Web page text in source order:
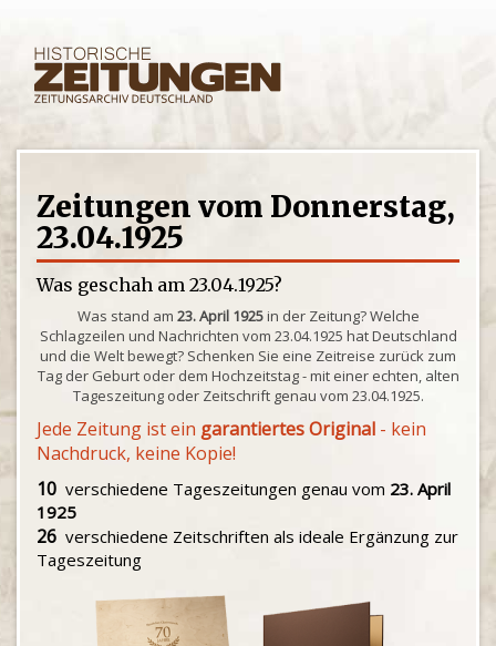
Zeitungen vom Donnerstag,
23.04.1925
Was geschah am 23.04.1925?
Was stand am 23. April 1925in der Zeitung? Welche
Schlagzeilen und Nachrichten vom 23.04.1925 hat Deutschland
und die Welt bewegt? Schenken Sie eine Zeitreise zurück zum
Tag der Geburt oder dem Hochzeitstag - mit einer echten, alten
Tageszeitung oder Zeitschrift genau vom 23.04.1925.
Jede Zeitung ist ein garantiertes Original - kein
Nachdruck, keine Kopie!
10 verschiedene Tageszeitungen genau vom 23. April
1925
26 verschiedene Zeitschriften als ideale Ergänzung zur
Tageszeitung